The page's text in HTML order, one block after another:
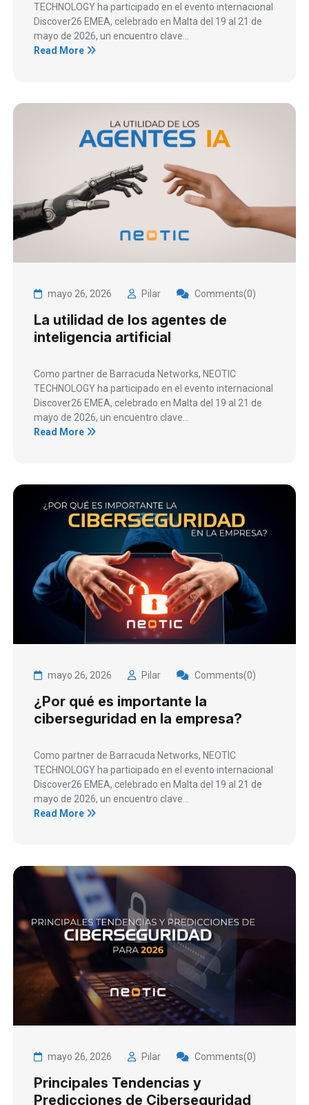
TECHNOLOGY ha participado en el evento internacional
Discover26 EMEA, celebrado en Malta del 19 al 21 de
mayo de 2026, un encuentro clave...
Read More
mayo 26, 2026 Pilar Comments(0)
La utilidad de los agentes de
inteligencia artificial
Como partner de Barracuda Networks, NEOTIC
TECHNOLOGY ha participado en el evento internacional
Discover26 EMEA, celebrado en Malta del 19 al 21 de
mayo de 2026, un encuentro clave...
Read More
mayo 26, 2026 Pilar Comments(0)
¿Por qué es importante la
ciberseguridad en la empresa?
Como partner de Barracuda Networks, NEOTIC
TECHNOLOGY ha participado en el evento internacional
Discover26 EMEA, celebrado en Malta del 19 al 21 de
mayo de 2026, un encuentro clave...
Read More
mayo 26, 2026 Pilar Comments(0)
Principales Tendencias y
Predicciones de Ciberseguridad